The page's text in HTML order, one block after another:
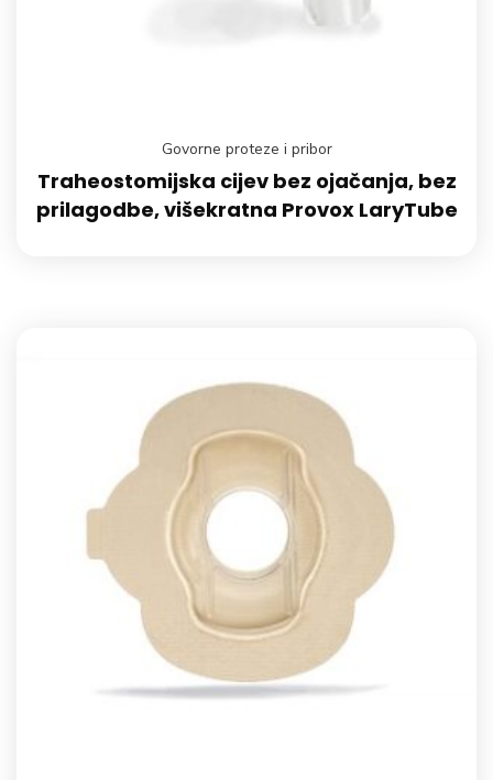
Govorne proteze i pribor
Traheostomijska cijev bez ojačanja, bez
prilagodbe, višekratna Provox LaryTube